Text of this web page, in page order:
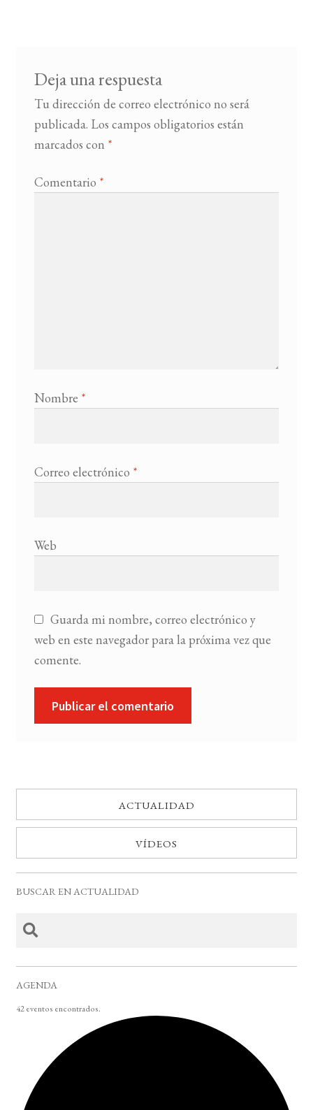
Deja una respuesta
Tu dirección de correo electrónico no será
publicada. Los campos obligatorios están
marcados con *
Comentario *
Nombre *
Correo electrónico *
Web
Guarda mi nombre, correo electrónico y
web en este navegador para la próxima vez que
comente.
ACTUALIDAD
VÍDEOS
BUSCAR EN ACTUALIDAD
AGENDA
42 eventos encontrados.